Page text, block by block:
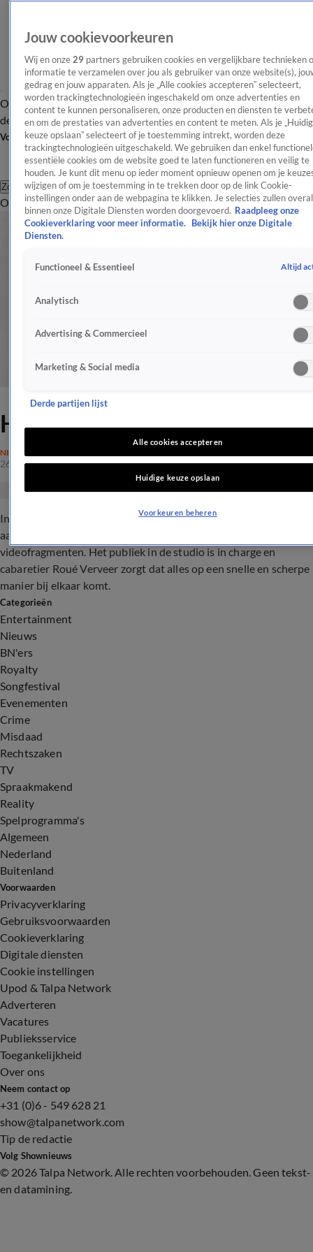
OverzichtAfleveringen Entertainment TV Algemeen
Tip
de redactieNieuwsbrief
Volg Shownieuws
Zoeken
OverzichtEntertainmentSpraakmakendRealityCrimeVideo's
Happy Hour
NIEUWS
26 okt 2017, 05:30
In Happy Hour draait het om boeiende verhalen en
aanstekelijke moppen van deelnemers plus hilarische
videofragmenten. Het publiek in de studio is in charge en
cabaretier Roué Verveer zorgt dat alles op een snelle en scherpe
manier bij elkaar komt.
Categorieën
Entertainment
Nieuws
BN'ers
Royalty
Songfestival
Evenementen
Crime
Misdaad
Rechtszaken
TV
Spraakmakend
Reality
Spelprogramma's
Algemeen
Nederland
Buitenland
Voorwaarden
Privacyverklaring
Gebruiksvoorwaarden
Cookieverklaring
Digitale diensten
Cookie instellingen
Upod & Talpa Network
Adverteren
Vacatures
Publieksservice
Toegankelijkheid
Over ons
Neem contact op
+31 (0)6 - 549 628 21
show@talpanetwork.com
Tip de redactie
Volg Shownieuws
© 2026 Talpa Network. Alle rechten voorbehouden. Geen tekst-
en datamining.
Jouw cookievoorkeuren
Wij en onze 29 partners gebruiken cookies en vergelijkbare technieken
informatie te verzamelen over jou als gebruiker van onze website(s),
gedrag en jouw apparaten. Als je „Alle cookies accepteren” selecteert,
worden trackingtechnologieën ingeschakeld om onze advertenties en
content te kunnen personaliseren, onze producten en diensten te
en om de prestaties van advertenties en content te meten. Als je
keuze opslaan” selecteert of je toestemming intrekt, worden deze
trackingtechnologieën uitgeschakeld. We gebruiken dan enkel
essentiële cookies om de website goed te laten functioneren en veilig te
houden. Je kunt dit menu op ieder moment opnieuw openen om je
wijzigen of om je toestemming in te trekken door op de link Cookie-
instellingen onder aan de webpagina te klikken. Je selecties zullen overal
binnen onze Digitale Diensten worden doorgevoerd. Raadpleeg onze
Cookieverklaring voor meer informatie.
Bekijk hier onze Digitale
Diensten.
Functioneel & Essentieel Altijd
Analytisch
Advertising & Commercieel
Marketing & Social media
Derde partijen lijst
Alle cookies accepteren
Huidige keuze opslaan
Voorkeuren beheren